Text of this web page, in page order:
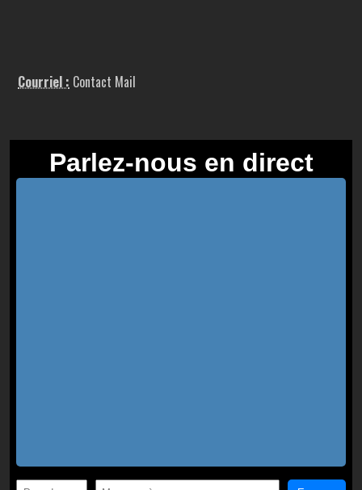
Courriel : Contact Mail